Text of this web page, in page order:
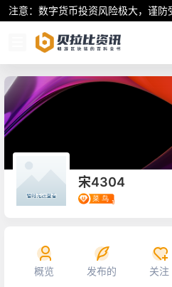
注意：数字货币投资风险极大，谨
宋4304
概览 发布的 关注